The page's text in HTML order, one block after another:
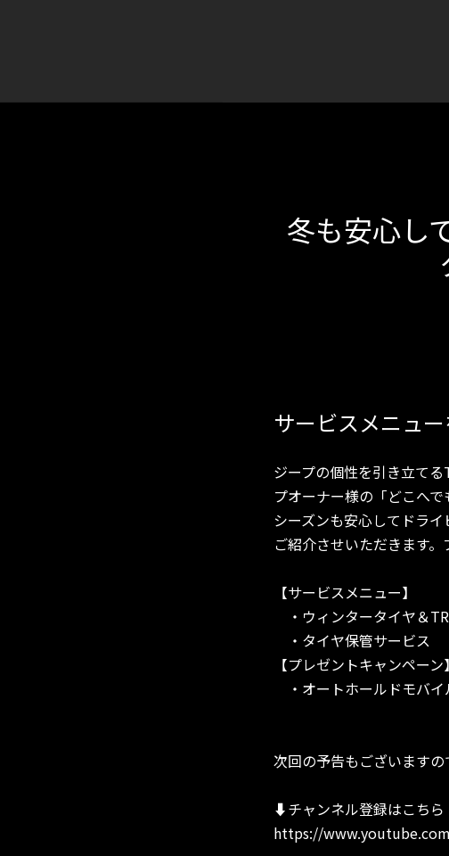
冬も安心し
サービスメニュ
ジープの個性を引き⽴て
プオーナー様の「どこへ
シーズンも安心してドラ
ご紹介させいただきます
【サービスメニュー】
・ウィンタータイヤ＆
・タイヤ保管サービス
【プレゼントキャンペー
・オートホールドモバイ
次回の予告もございますの
⬇︎チャンネル登録はこちら
https://